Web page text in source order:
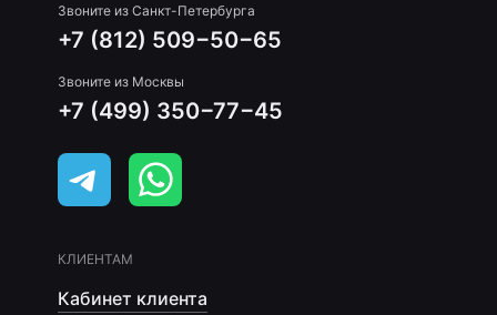
Звоните из Санкт-Петербурга
+7 (812) 509−50−65
Звоните из Москвы
+7 (499) 350−77−45
КЛИЕНТАМ
Кабинет клиента